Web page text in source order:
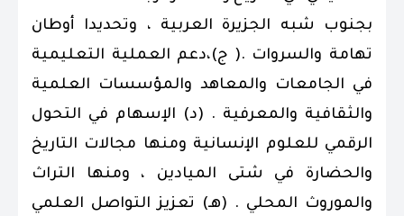
بجنوب شبه الجزيرة العربية ، وتحديدا أوطان
تهامة والسروات .( ج)،دعم العملية التعليمية
في الجامعات والمعاهد والمؤسسات العلمية
والثقافية والمعرفية . (د) الإسهام في التحول
الرقمي للعلوم الإنسانية ومنها مجالات التاريخ
والحضارة في شتى الميادين ، ومنها التراث
والموروث المحلي . (هـ) تعزيز التواصل العلمي